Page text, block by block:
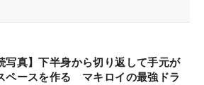
写真】下半身から切り返して手元が
ペースを作る マキロイの最強ドラ